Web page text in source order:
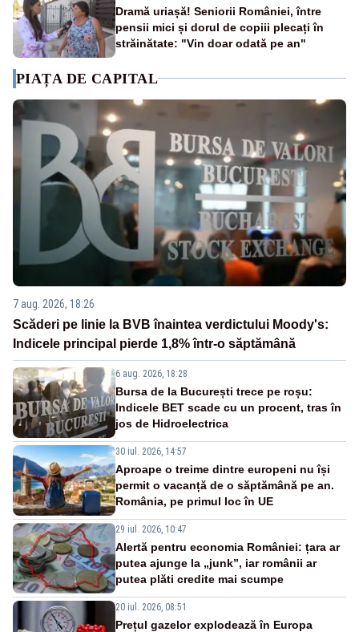
Dramă uriașă! Seniorii României, între
pensii mici și dorul de copiii plecați în
străinătate: "Vin doar odată pe an"
PIAȚA DE CAPITAL
7 aug. 2026, 18:26
Scăderi pe linie la BVB înaintea verdictului Moody's:
Indicele principal pierde 1,8% într-o săptămână
6 aug. 2026, 18:28
Bursa de la București trece pe roșu:
Indicele BET scade cu un procent, tras în
jos de Hidroelectrica
30 iul. 2026, 14:57
Aproape o treime dintre europeni nu își
permit o vacanță de o săptămână pe an.
România, pe primul loc în UE
29 iul. 2026, 10:47
Alertă pentru economia României: țara ar
putea ajunge la „junk”, iar românii ar
putea plăti credite mai scumpe
20 iul. 2026, 08:51
Prețul gazelor explodează în Europa